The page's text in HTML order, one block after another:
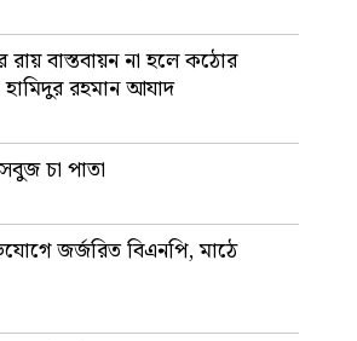
বাস্তবায়ন না হলে কঠোর
রহমান আযাদ
চা পাতা
জর্জরিত বিএনপি, মাঠে